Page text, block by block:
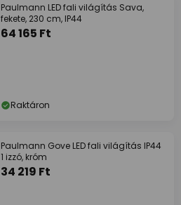
Paulmann LED fali világítás Sava,
fekete, 230 cm, IP44
64 165 Ft
Raktáron
Paulmann Gove LED fali világítás IP44
1 izzó, króm
34 219 Ft